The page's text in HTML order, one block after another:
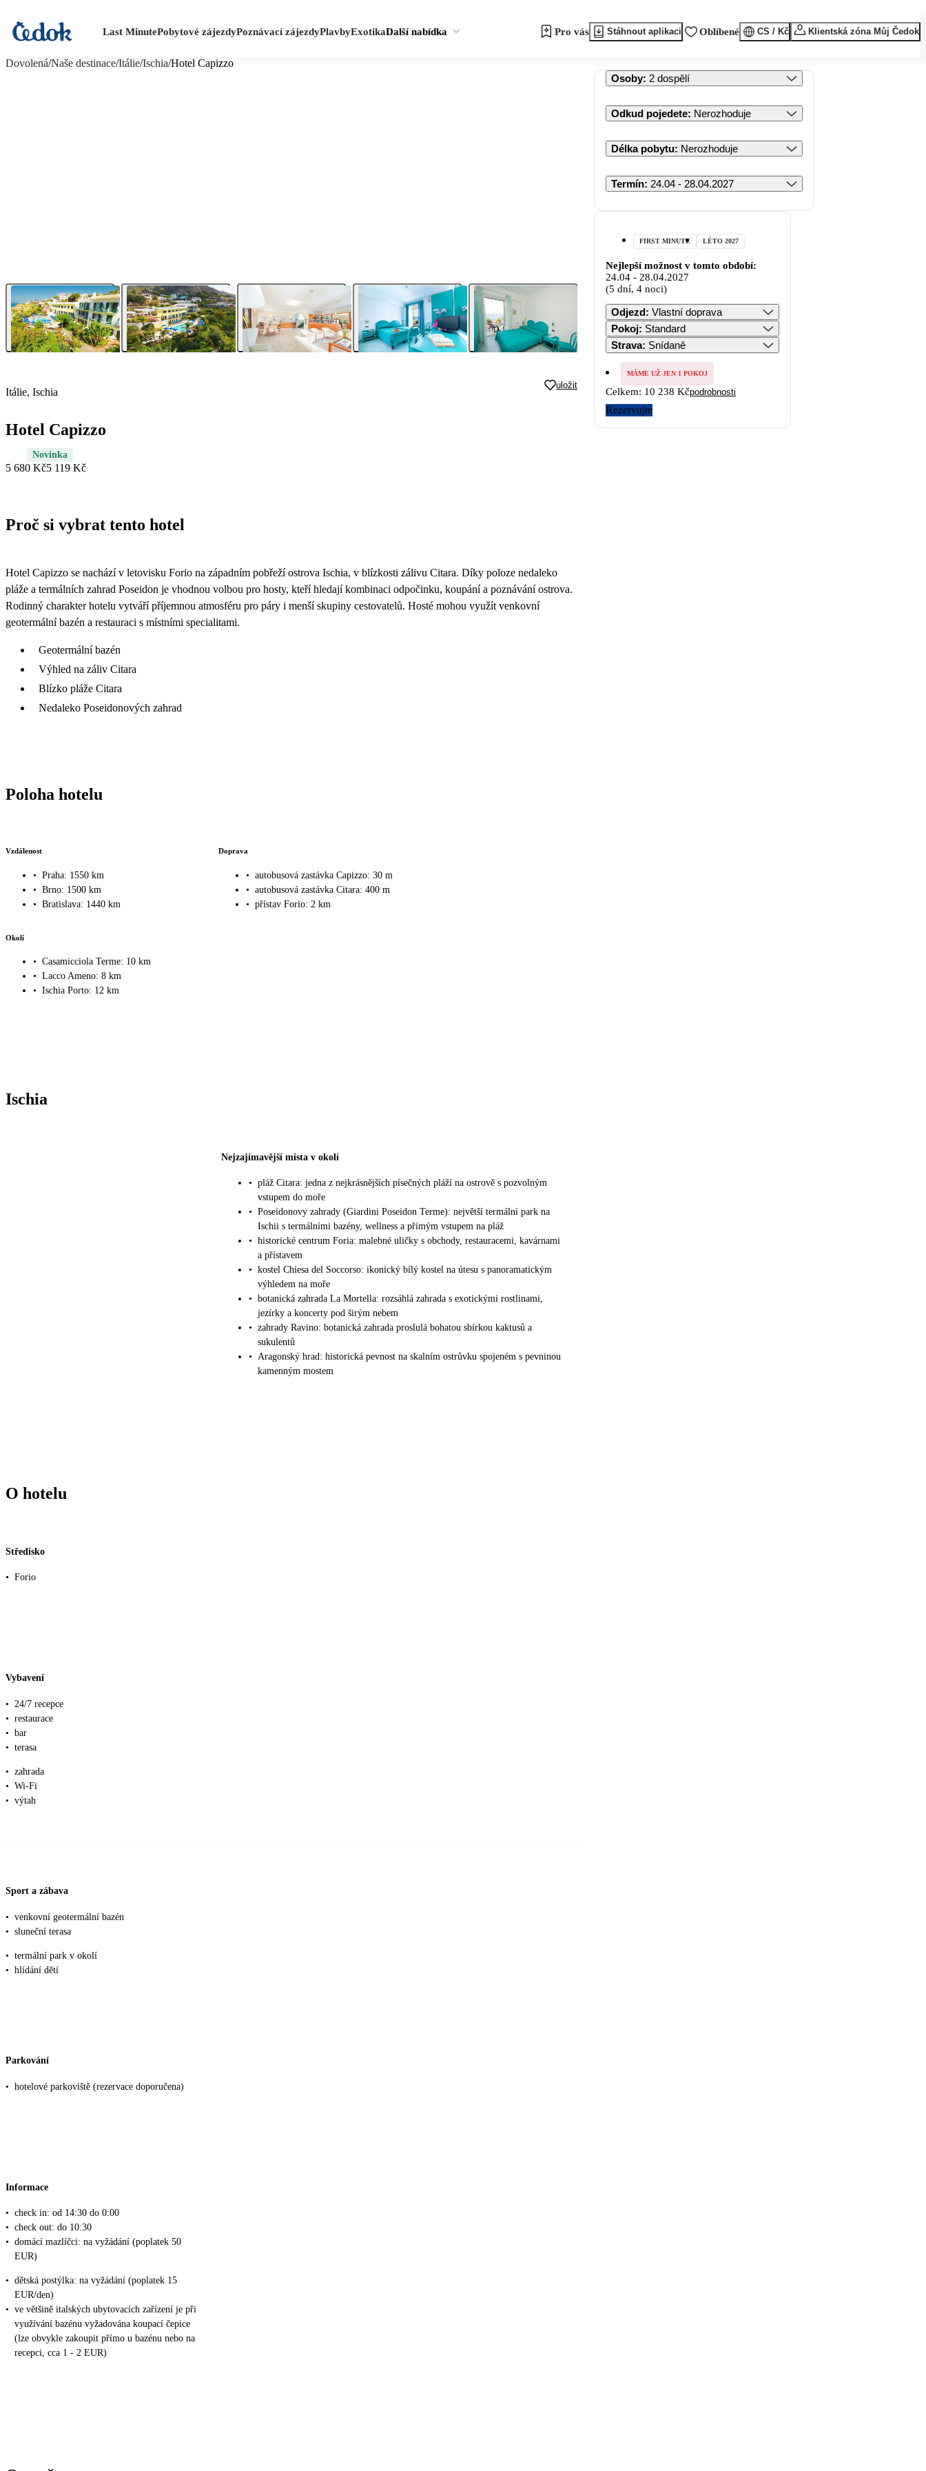
Last MinutePobytové zájezdyPoznávací zájezdyPlavbyExotikaDalší nabídka Pro vás Stáhnout aplikaci Oblíbené CS / Kč Klientská zóna Můj Čedok
Dovolená/Naše destinace/Itálie/Ischia/Hotel Capizzo
Itálie, Ischia
uložit
Hotel Capizzo
Novinka
5 680 Kč5 119 Kč
Proč si vybrat tento hotel
Hotel Capizzo se nachází v letovisku Forio na západním pobřeží ostrova Ischia, v blízkosti zálivu Citara. Díky poloze nedaleko
pláže a termálních zahrad Poseidon je vhodnou volbou pro hosty, kteří hledají kombinaci odpočinku, koupání a poznávání ostrova.
Rodinný charakter hotelu vytváří příjemnou atmosféru pro páry i menší skupiny cestovatelů. Hosté mohou využít venkovní
geotermální bazén a restauraci s místními specialitami.
Geotermální bazén
Výhled na záliv Citara
Blízko pláže Citara
Nedaleko Poseidonových zahrad
Poloha hotelu
Vzdálenost
• Praha: 1550 km
• Brno: 1500 km
• Bratislava: 1440 km
Doprava
• autobusová zastávka Capizzo: 30 m
• autobusová zastávka Citara: 400 m
• přístav Forio: 2 km
Okolí
• Casamicciola Terme: 10 km
• Lacco Ameno: 8 km
• Ischia Porto: 12 km
Ischia
Nejzajímavější místa v okolí
• pláž Citara: jedna z nejkrásnějších písečných pláží na ostrově s pozvolným
vstupem do moře
• Poseidonovy zahrady (Giardini Poseidon Terme): největší termální park na
Ischii s termálními bazény, wellness a přímým vstupem na pláž
• historické centrum Foria: malebné uličky s obchody, restauracemi, kavárnami
a přístavem
• kostel Chiesa del Soccorso: ikonický bílý kostel na útesu s panoramatickým
výhledem na moře
• botanická zahrada La Mortella: rozsáhlá zahrada s exotickými rostlinami,
jezírky a koncerty pod širým nebem
• zahrady Ravino: botanická zahrada proslulá bohatou sbírkou kaktusů a
sukulentů
• Aragonský hrad: historická pevnost na skalním ostrůvku spojeném s pevninou
kamenným mostem
O hotelu
Středisko
• Forio
Vybavení
•
24/7 recepce
• restaurace
• bar
• terasa
• zahrada
• Wi-Fi
• výtah
Sport a zábava
• venkovní geotermální bazén
• sluneční terasa
• termální park v okolí
• hlídání dětí
Parkování
• hotelové parkoviště (rezervace doporučena)
Informace
• check in: od 14:30 do 0:00
• check out: do 10:30
• domácí mazlíčci: na vyžádání (poplatek 50
EUR)
• dětská postýlka: na vyžádání (poplatek 15
EUR/den)
• ve většině italských ubytovacích zařízení je při
využívání bazénu vyžadována koupací čepice
(lze obvykle zakoupit přímo u bazénu nebo na
recepci, cca 1 - 2 EUR)
Osoby: 2 dospělí
Odkud pojedete: Nerozhoduje
Délka pobytu: Nerozhoduje
Termín: 24.04 - 28.04.2027
FIRST MINUTE LÉTO 2027
Nejlepší možnost v tomto období:
24.04 - 28.04.2027
(5 dní, 4 noci)
Odjezd: Vlastní doprava
Pokoj: Standard
Strava: Snídaně
MÁME UŽ JEN 1 POKOJ
Celkem: 10 238 Kčpodrobnosti
Rezervujte